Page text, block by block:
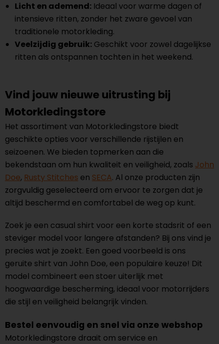
Licht en ademend: Ideaal voor warme dagen of
intensieve ritten, zonder het zware gevoel van
traditionele motorkleding.
Veelzijdig gebruik: Geschikt voor zowel dagelijkse
ritten als ontspannen tochten in het weekend.
Vind jouw nieuwe uitrusting bij
Motorkledingstore
Het assortiment van Motorkledingstore biedt
geschikte opties voor verschillende rijstijlen en
seizoenen. We bieden topmerken aan die
bekendstaan om hun kwaliteit en veiligheid, zoals John
Doe, Rusty Stitches en SECA. Al onze producten zijn
zorgvuldig geselecteerd om ervoor te zorgen dat je
altijd beschermd en comfortabel de weg op kunt.
Zoek je een casual shirt voor een korte stadsrit of een
steviger model voor langere afstanden? Bij ons vind je
precies wat je zoekt. Een goed voorbeeld is ons
geruite shirt van John Doe, een populaire keuze! Dit
model combineert een stoer uiterlijk met
hoogwaardige bescherming, ideaal voor motorrijders
die stijl en veiligheid belangrijk vinden.
Bestel eenvoudig en snel via onze webshop
Motorkledingstore draait om service en